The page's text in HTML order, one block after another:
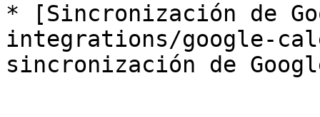
* [Sincronización de
integrations/google-
sincronización de